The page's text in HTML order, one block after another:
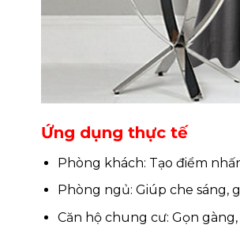
Ứng dụng thực tế
Phòng khách: Tạo điểm
Phòng ngủ: Giúp che sáng,
Căn hộ chung cư: Gọn